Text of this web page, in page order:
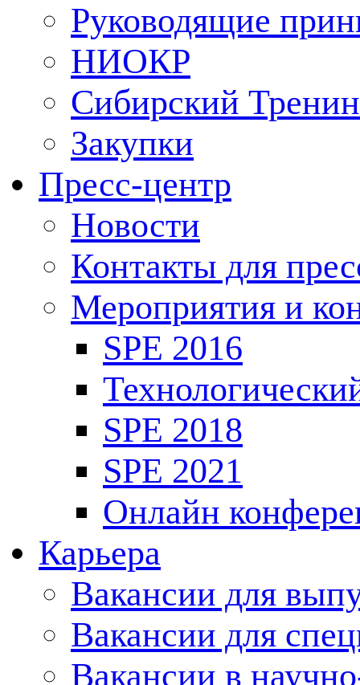
Руководящие
НИОКР
Сибирский
Закупки
Пресс-центр
Новости
Контакты для
Мероприятия и
SPE 2016
SPE 2018
SPE 2021
Онлайн
Карьера
Вакансии для
Вакансии для
Вакансии в